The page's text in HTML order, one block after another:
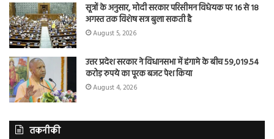
सूत्रों के अनुसार, मोदी सरकार परिसीमन विधेयक पर 16 से 18
अगस्त तक विशेष सत्र बुला सकती है
August 5, 2026
उत्तर प्रदेश सरकार ने विधानसभा में हंगामे के बीच 59,019.54
करोड़ रुपये का पूरक बजट पेश किया
August 4, 2026
तकनीकी